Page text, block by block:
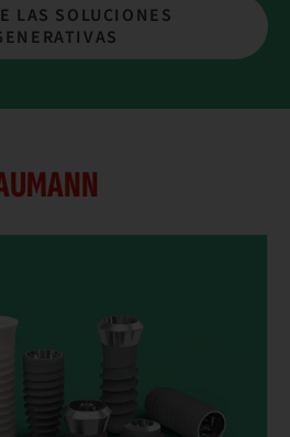
LAS SOLUCIONES